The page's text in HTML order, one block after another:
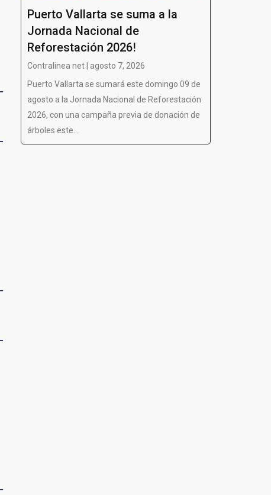
Puerto Vallarta se suma a la
Jornada Nacional de
Reforestación 2026!
Contralinea net | agosto 7, 2026
Puerto Vallarta se sumará este domingo 09 de
agosto a la Jornada Nacional de Reforestación
2026, con una campaña previa de donación de
árboles este...